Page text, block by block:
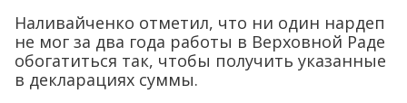
Наливайченко отметил, что ни один нардеп
не мог за два года работы в Верховной Раде
обогатиться так, чтобы получить указанные
в декларациях суммы.